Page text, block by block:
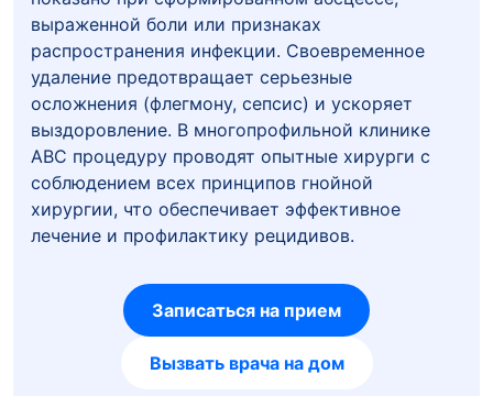
выраженной боли или признаках
распространения инфекции. Своевременное
удаление предотвращает серьезные
осложнения (флегмону, сепсис) и ускоряет
выздоровление. В многопрофильной клинике
ABC процедуру проводят опытные хирурги с
соблюдением всех принципов гнойной
хирургии, что обеспечивает эффективное
лечение и профилактику рецидивов.
Записаться на прием
Вызвать врача на дом